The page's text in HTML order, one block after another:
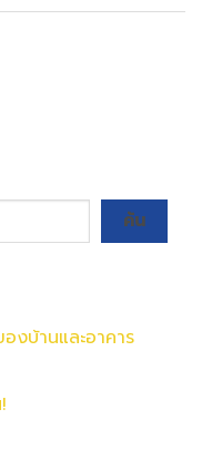
ค้น
งบ้านและอาคาร